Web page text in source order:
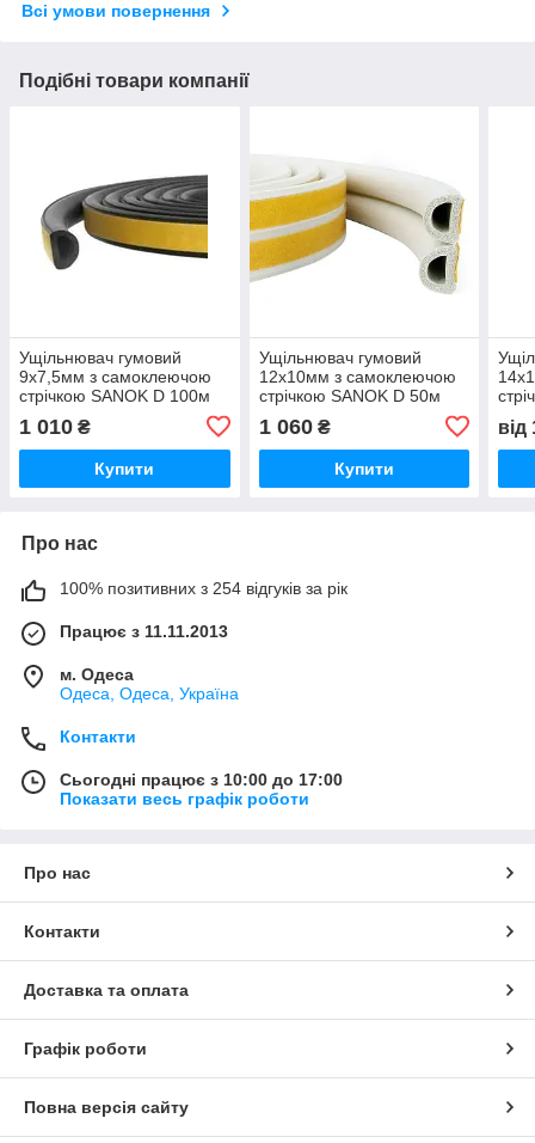
Всі умови повернення
Подібні товари компанії
Ущільнювач гумовий
9х7,5мм з самоклеючою
стрічкою SANOK D 100м
1 010 ₴
Купити
Ущільнювач гумовий
12х10мм з самоклеючою
стрічкою SANOK D 50м
1 060₴
Купити
від
Про нас
100% позитивних з 254 відгуків за рік
Працює з 11.11.2013
м. Одеса
Одеса, Одеса, Україна
Контакти
Сьогодні працює з 10:00 до 17:00
Показати весь графік роботи
Про нас
Контакти
Доставка та оплата
Графік роботи
Повна версія сайту